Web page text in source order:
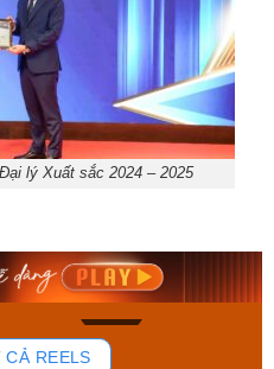
lý Xuất sắc 2024 – 2025
Mua ngay
CẢ REELS